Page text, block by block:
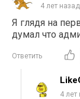
4 лет назад
Я глядя на
думал что
Ответить
4 лет